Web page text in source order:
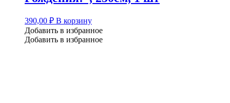
390,00 ₽ В корзину
Добавить в избранное
Добавить в избранное